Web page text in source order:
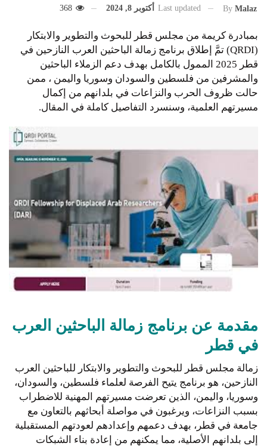
By Malaz
Last updated أكتوبر 8, 2024
بمبادرة كريمة من مجلس قطر للبحوث والتطوير والابتكار
(QRDI) تمَّ إطلاق برنامج زمالة الباحثين العرب النازحين في
قطر 2025 الممول بالكامل بهدف دعم الزملاء الباحثين
والمشرفين من فلسطين والسودان وسوريا واليمن ، ممن
حالت ظروف الحرب والنزاعات في بلدانهم من إكمال
مسيرتهم العلمية، وسنسرد التفاصيل كاملة في المقال.
مقدمة عن برنامج زمالة الباحثين العرب
في قطر
زمالة مجلس قطر للبحوث والتطوير والابتكار للباحثين العرب
النازحين، هو برنامج يتيح الفرصة لعلماء فلسطين، والسودان،
وسوريا، واليمن، الذين تعرضت مسيرتهم المهنية للاضطراب
بسبب النزاعات، ويرغبون في مواصلة أبحاثهم بالتعاون مع
جامعة في قطر، بهدف دعمهم وإعدادهم لعودتهم المستقبلية
إلى بلدانهم الأصلية، مما يمكنهم من إعادة بناء الشبكات